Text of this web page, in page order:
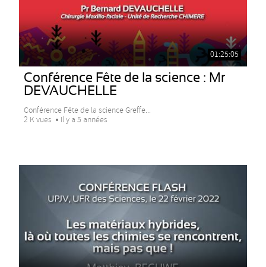
01:25:05
Conférence Fête de la science : Mr
DEVAUCHELLE
Conférence Fête de la science Greffe...
2 K vues
Il y a 5 années